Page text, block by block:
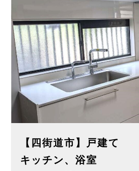
【四街道市】戸建て
キッチン、浴室